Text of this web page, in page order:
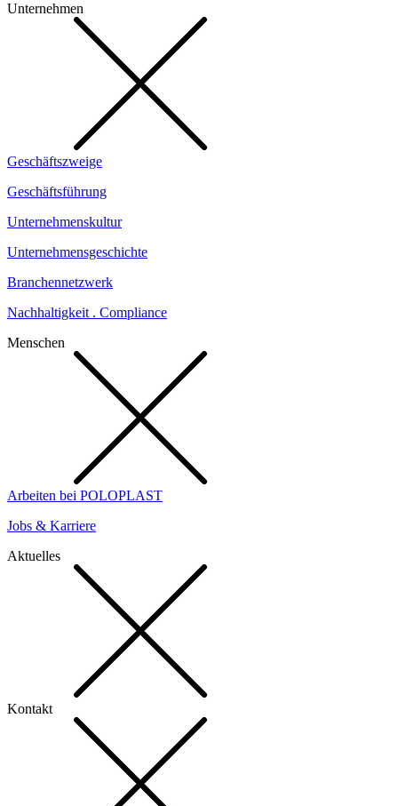
Unternehmen
Geschäftszweige
Geschäftsführung
Unternehmenskultur
Unternehmensgeschichte
Branchennetzwerk
Nachhaltigkeit . Compliance
Menschen
Arbeiten bei POLOPLAST
Jobs & Karriere
Aktuelles
Kontakt